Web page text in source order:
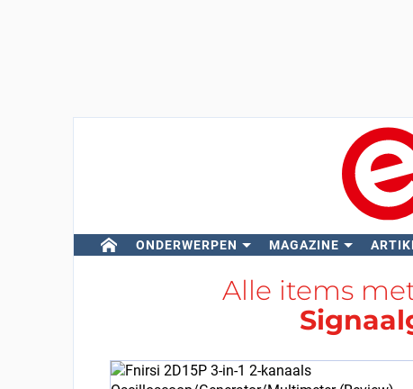
ONDERWERPEN MAGAZINE
Alle items